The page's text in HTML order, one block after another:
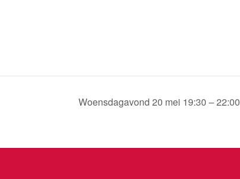
Woensdagavond 20 mei 19:30 – 22:00